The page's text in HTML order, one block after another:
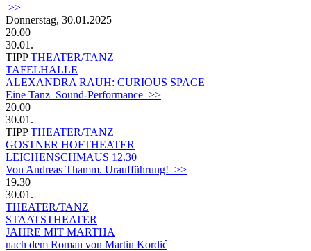
>>
Donnerstag, 30.01.2025
20.00
30.01.
TIPP THEATER/TANZ
TAFELHALLE
ALEXANDRA RAUH: CURIOUS SPACE
Eine Tanz–Sound-Performance >>
20.00
30.01.
TIPP THEATER/TANZ
GOSTNER HOFTHEATER
LEICHENSCHMAUS 12.30
Von Andreas Thamm. Uraufführung! >>
19.30
30.01.
THEATER/TANZ
STAATSTHEATER
JAHRE MIT MARTHA
nach dem Roman von Martin Kordić